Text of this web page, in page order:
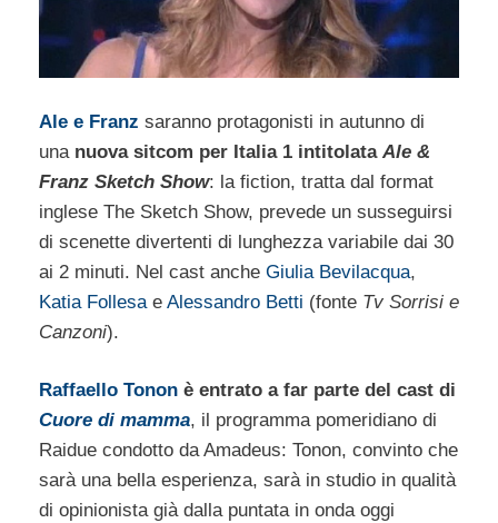
Ale e Franz saranno protagonisti in autunno di
una nuova sitcom per Italia 1 intitolata Ale &
Franz Sketch Show: la fiction, tratta dal format
inglese The Sketch Show, prevede un susseguirsi
di scenette divertenti di lunghezza variabile dai 30
ai 2 minuti. Nel cast anche Giulia Bevilacqua,
Katia Follesa e Alessandro Betti (fonte Tv Sorrisi e
Canzoni).
Raffaello Tonon è entrato a far parte del cast di
Cuore di mamma, il programma pomeridiano di
Raidue condotto da Amadeus: Tonon, convinto che
sarà una bella esperienza, sarà in studio in qualità
di opinionista già dalla puntata in onda oggi